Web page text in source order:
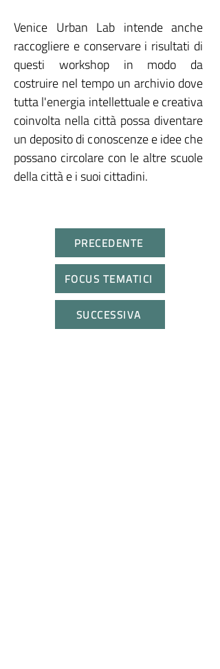
Venice Urban Lab intende anche
raccogliere e conservare i risultati di
questi workshop in modo da
costruire nel tempo un archivio dove
tutta l'energia intellettuale e creativa
coinvolta nella città possa diventare
un deposito di conoscenze e idee che
possano circolare con le altre scuole
della città e i suoi cittadini.
PRECEDENTE
FOCUS TEMATICI
SUCCESSIVA